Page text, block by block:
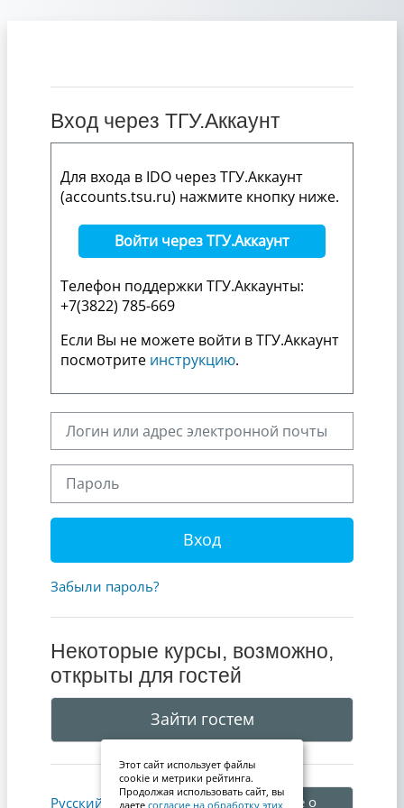
Вход через ТГУ.Аккаунт
Для входа в IDO через ТГУ.Аккаунт
(accounts.tsu.ru) нажмите кнопку ниже.
Войти через ТГУ.Аккаунт
Телефон поддержки ТГУ.Аккаунты:
+7(3822) 785-669
Если Вы не можете войти в ТГУ.Аккаунт
посмотрите инструкцию.
Вход
Забыли пароль?
Некоторые курсы, возможно,
открыты для гостей
Зайти гостем
Русский ‎(ru)‎ Уведомление о
Этот сайт использует файлы
cookie и метрики рейтинга.
Продолжая использовать сайт, вы
даете согласие на обработку этих